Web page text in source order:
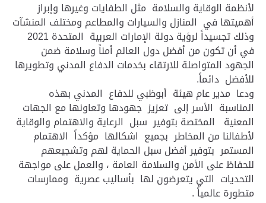
لأنظمة الوقاية والسلامة مثل الطفايات وغيرها وإبراز
أهميتها في المنازل والسيارات والمطاعم ومختلف المنشآت
وذلك تجسيداً لرؤية دولة الإمارات العربية المتحدة 2021
في أن تكون من أفضل دول العالم أمناً وسلامة ضمن
الجهود المتواصلة للارتقاء بخدمات الدفاع المدني وتطويرها
للأفضل دائماً.
ودعا مدير عام هيئة أبوظبي للدفاع المدني بهذه
المناسبة الأسر إلى تعزيز جهودها وتعاونها مع الجهات
المعنية المختصة بتوفير سبل الرعاية والاهتمام والوقاية
لأطفالنا من المخاطر بجميع اشكالها مؤكداً الاهتمام
المستمر بتوفير أفضل سبل الحماية لهم وتشجيعهم
للحفاظ على الأمن والسلامة العامة ، والعمل على مواجهة
التحديات التي يتعرضون لها بأساليب عصرية وممارسات
متطورة عالمياً .